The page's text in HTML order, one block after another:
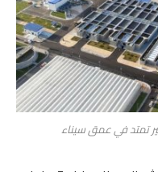
تمتد في عمق سيناء